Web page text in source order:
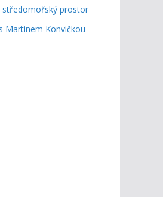
středomořský prostor
Martinem Konvičkou